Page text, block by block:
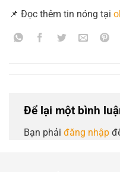
📌 Đọc thêm tin nóng tại
Để lại một bình
Bạn phải đăng nhập